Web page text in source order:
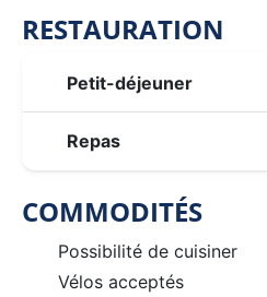
RESTAURATION
Petit-déjeuner
Repas
COMMODITÉS
Possibilité de cuisiner
Vélos acceptés